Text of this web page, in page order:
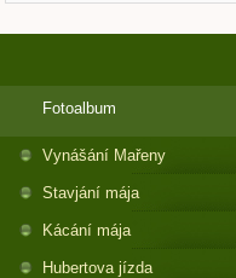
Fotoalbum
Vynášání Mařeny
Stavjání mája
Kácání mája
Hubertova jízda